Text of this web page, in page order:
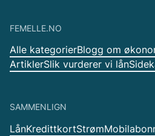
FEMELLE.NO
Alle kategorierBlogg om
ArtiklerSlik vurderer vi lån
SAMMENLIGN
LånKredittkortStrøm